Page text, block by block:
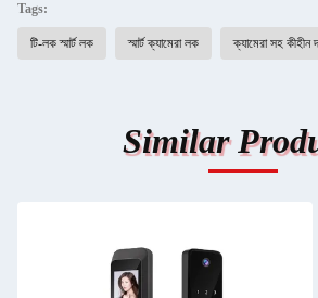
Tags:
টি-লক স্মার্ট লক স্মার্ট ক্যামেরা লক ক্যামেরা সহ কীহীন
Similar